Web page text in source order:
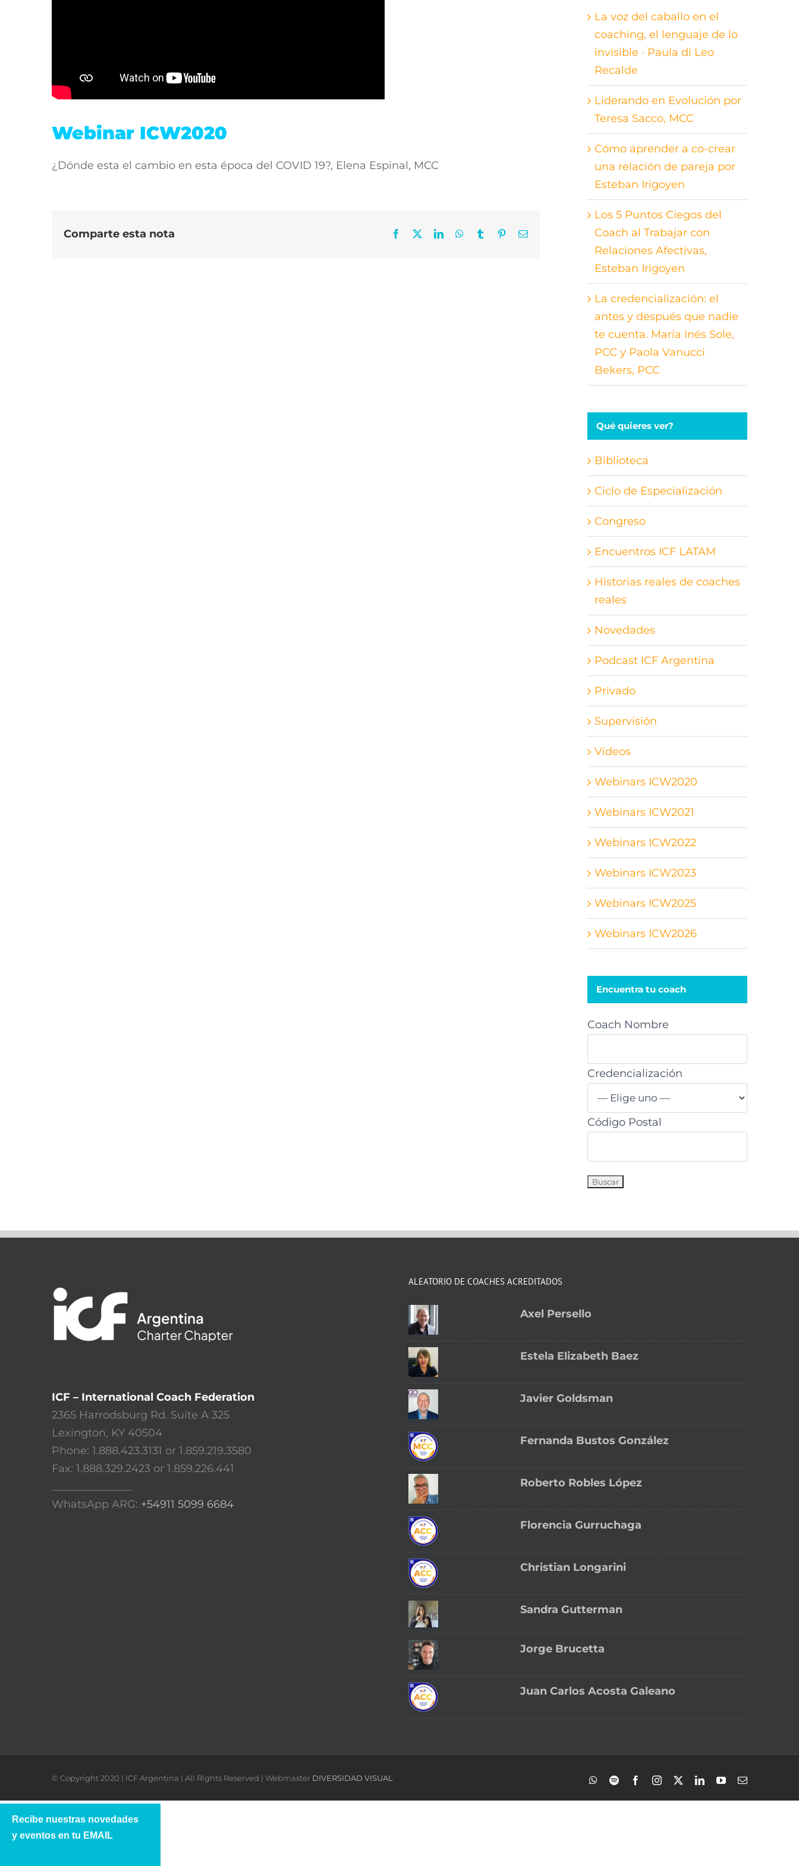
Webinar ICW2020
¿Dónde esta el cambio en esta época del COVID 19?, Elena Espinal, MCC
Comparte esta nota Facebook
X LinkedInWhatsApp
TumblrPinterestCorreo
La voz del caballo en el
coaching, el lenguaje de lo
invisible · Paula di Leo
Recalde
Liderando en Evolución por
Teresa Sacco, MCC
Cómo aprender a co-crear
una relación de pareja por
Esteban Irigoyen
Los 5 Puntos Ciegos del
Coach al Trabajar con
Relaciones Afectivas,
Esteban Irigoyen
La credencialización: el
antes y después que nadie
te cuenta. María Inés Sole,
PCC y Paola Vanucci
Bekers, PCC
Qué quieres ver?
Biblioteca
Ciclo de Especialización
Congreso
Encuentros ICF LATAM
Historias reales de coaches
reales
Novedades
Podcast ICF Argentina
Privado
Supervisión
Videos
Webinars ICW2020
Webinars ICW2021
Webinars ICW2022
Webinars ICW2023
Webinars ICW2025
Webinars ICW2026
Encuentra tu coach
Coach Nombre
Credencialización
Código Postal
ICF – International Coach Federation
2365 Harrodsburg Rd. Suite A 325
Lexington, KY 40504
Phone: 1.888.423.3131 or 1.859.219.3580
Fax: 1.888.329.2423 or 1.859.226.441
WhatsApp ARG: +54911 5099 6684
ALEATORIO DE COACHES ACREDITADOS
Axel Persello
Estela Elizabeth Baez
Javier Goldsman
Fernanda Bustos González
Roberto Robles López
Florencia Gurruchaga
Christian Longarini
Sandra Gutterman
Jorge Brucetta
Juan Carlos Acosta Galeano
© Copyright 2020 | ICF Argentina | All Rights Reserved | Webmaster DIVERSIDAD VISUAL WhatsApp
Spotify FacebookInstagram LinkedInYouTubeCorreo
Recibe nuestras novedades
y eventos en tu EMAIL